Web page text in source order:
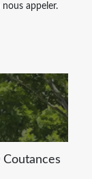
appeler.